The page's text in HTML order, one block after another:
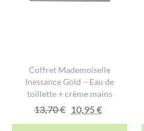
Coffret Mademoiselle
Inessance Gold – Eau de
toillette + crème mains
13,70€ Le
prix
10,95€
prix